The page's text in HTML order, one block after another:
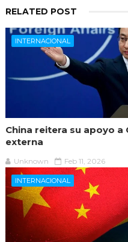
RELATED POST
INTERNACIONAL
China reitera su apoyo a
externa
Unknown Feb 11, 2026
INTERNACIONAL